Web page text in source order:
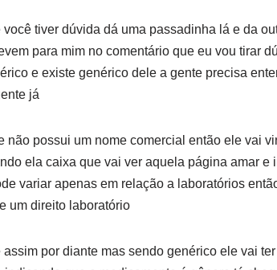
tiver dúvida dá uma passadinha lá e da
para mim no comentário que eu vou tirar
e existe genérico dele a gente precisa
já
não possui um nome comercial então ele vai
ela caixa que vai ver aquela página amar e
variar apenas em relação a laboratórios
um direito laboratório
por diante mas sendo genérico ele vai